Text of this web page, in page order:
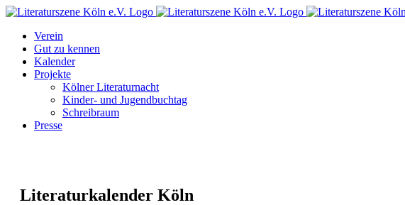
Zum
springen
Facebook
Instagram
E-
Verein
Gut zu kennen
Kalender
Projekte
Kölner Literaturnacht
Kinder- und Jugendbuchtag
Schreibraum
Presse
Literaturkalender Köln